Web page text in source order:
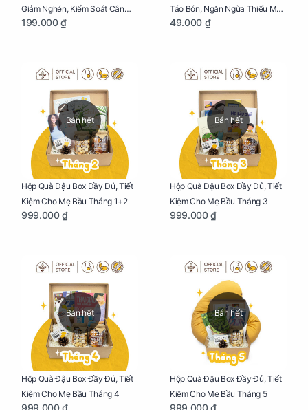
Giảm Nghén, Kiểm Soát Cân
Nặng Cho Mẹ Bầu Túi 190g
199.000 ₫
Táo Bón, Ngăn Ngừa Thiếu Máu
Cho Mẹ Bầu Túi 50g
49.000 ₫
Bán hết
Hộp Quà Đậu Box Đầy Đủ, Tiết
Kiệm Cho Mẹ Bầu Tháng 1+2
999.000 ₫
Bán hết
Hộp Quà Đậu Box Đầy Đủ, Tiết
Kiệm Cho Mẹ Bầu Tháng 3
999.000 ₫
Bán hết
Hộp Quà Đậu Box Đầy Đủ, Tiết
Kiệm Cho Mẹ Bầu Tháng 4
Bán hết
Hộp Quà Đậu Box Đầy Đủ, Tiết
Kiệm Cho Mẹ Bầu Tháng 5